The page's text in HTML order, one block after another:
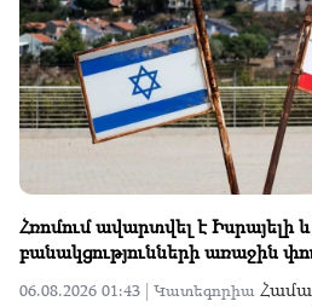
Հռոմում ավարտվել է Իսրայելի
բանակցությունների առաջին
06.08.2026 01:43 | Կատեգորիա